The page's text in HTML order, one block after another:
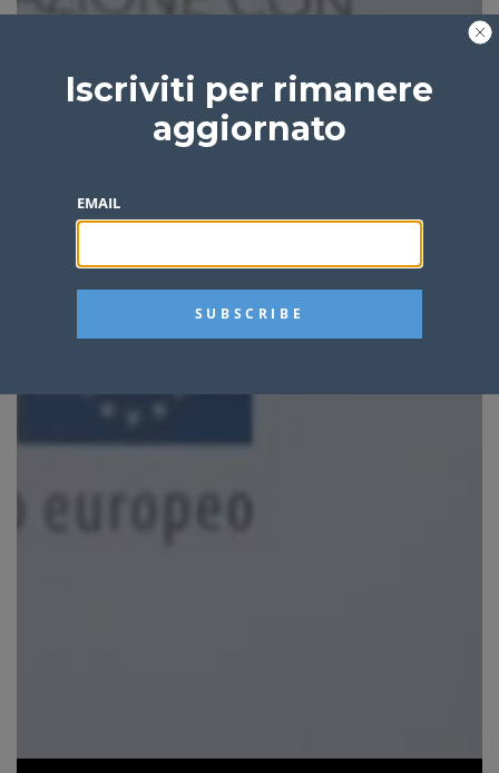
Iscriviti per rimanere
aggiornato
EMAIL